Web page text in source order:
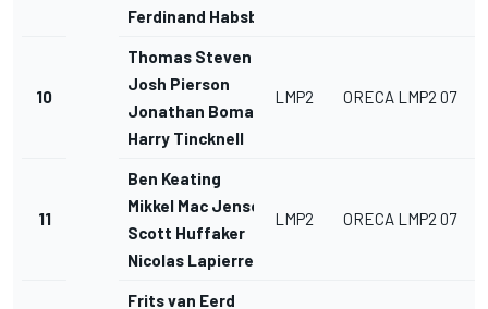
Ferdinand Habsburg
10
Thomas Steven
Josh Pierson
Jonathan Bomarito
Harry Tincknell
LMP2 ORECA LMP2 07
11
Ben Keating
Mikkel Mac Jensen
Scott Huffaker
Nicolas Lapierre
LMP2 ORECA LMP2 07
Frits van Eerd